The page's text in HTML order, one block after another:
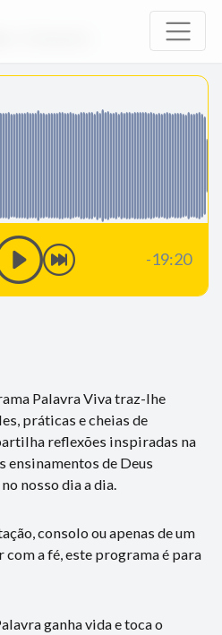
-19:20
Palavra Viva traz-lhe
práticas e cheias de
reflexões inspiradas na
ensinamentos de Deus
nosso dia a dia.
consolo ou apenas de um
a fé, este programa é para
ganha vida e toca o